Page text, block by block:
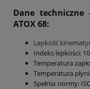
Dane techniczne
ATOX 68:
Lepkość
Indeks lepkości:
Temperatura
Temperatura
Spełnia normy: